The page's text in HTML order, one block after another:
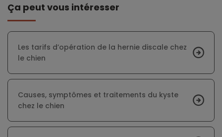
Ça peut vous intéresser
Les tarifs d’opération de la hernie discale chez
le chien
Causes, symptômes et traitements du kyste
chez le chien